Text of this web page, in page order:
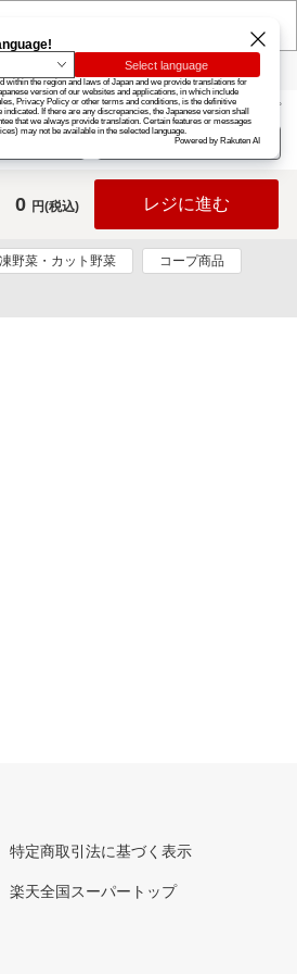
楽天グループ カード
お知らせ ヘルプ
ログイン
0 円(税込) レジに進む
野菜・カット野菜 コープ商品
特定商取引法に基づく表示
楽天全国スーパートップ